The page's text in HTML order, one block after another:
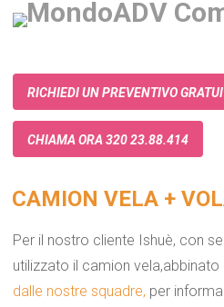
RICHIEDI UN PREVENTIVO
CHIAMA ORA 320 23.88.414
CAMION VELA +
Per il nostro cliente Ishuè, con
utilizzato il camion vela,abbinato
dalle nostre squadre, per